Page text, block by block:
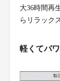
大36時間再
らリラック
軽くてパ